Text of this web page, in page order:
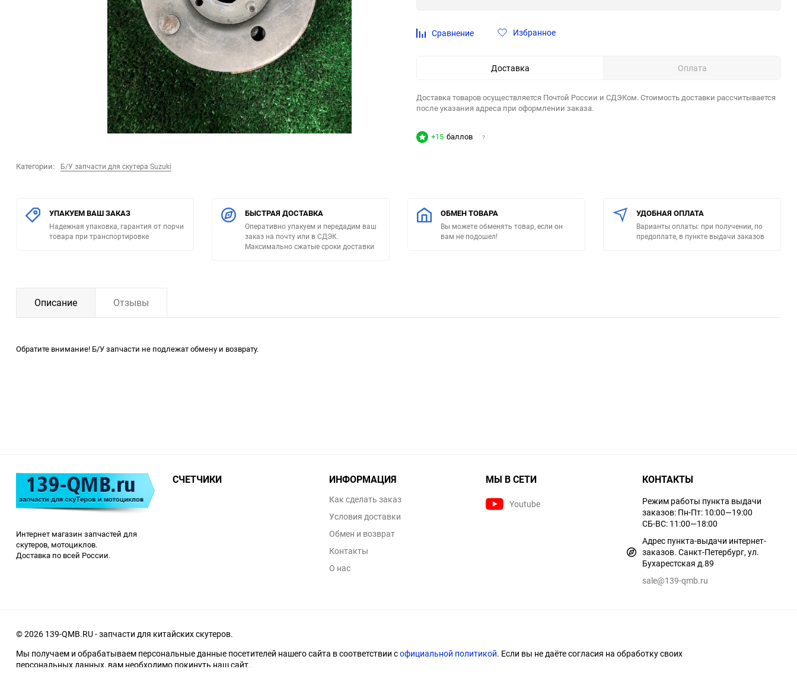
Категории: Б/У запчасти для скутера Suzuki
Сравнение Избранное
Доставка Оплата
Доставка товаров осуществляется Почтой России и СДЭКом. Стоимость доставки рассчитывается
после указания адреса при оформлении заказа.
+15 баллов ?
УПАКУЕМ ВАШ ЗАКАЗ
Надежная упаковка, гарантия от порчи
товара при транспортировке
БЫСТРАЯ ДОСТАВКА
Оперативно упакуем и передадим ваш
заказ на почту или в СДЭК.
Максимально сжатые сроки доставки
ОБМЕН ТОВАРА
Вы можете обменять товар, если он
вам не подошел!
УДОБНАЯ ОПЛАТА
Варианты оплаты: при получении, по
предоплате, в пункте выдачи заказов
Описание Отзывы
Обратите внимание! Б/У запчасти не подлежат обмену и возврату.
Интернет магазин запчастей для
скутеров, мотоциклов.
Доставка по всей России.
СЧЕТЧИКИ ИНФОРМАЦИЯ
Как сделать заказ
Условия доставки
Обмен и возврат
Контакты
О нас
МЫ В СЕТИ
Youtube
КОНТАКТЫ
Режим работы пункта выдачи
заказов: Пн-Пт: 10:00—19:00
СБ-ВС: 11:00—18:00
Адрес пункта-выдачи интернет-
заказов. Санкт-Петербург, ул.
Бухарестская д.89
sale@139-qmb.ru
© 2026 139-QMB.RU - запчасти для китайских скутеров.
Мы получаем и обрабатываем персональные данные посетителей нашего сайта в соответствии софициальной политикой. Если вы не даёте согласия на обработку своих
персональных данных, вам необходимо покинуть наш сайт.